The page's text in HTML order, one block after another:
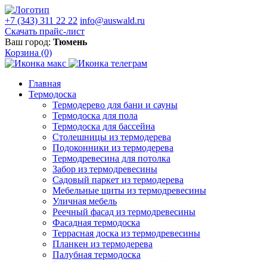
+7 (343) 311 22 22 info@auswald.ru
Скачать прайс-лист
Ваш город: Тюмень
Корзина (0)
Главная
Термодоска
Термодерево для бани и сауны
Термодоска для пола
Термодоска для бассейна
Столешницы из термодерева
Подоконники из термодерева
Термодревесина для потолка
Забор из термодревесины
Садовый паркет из термодерева
Мебельные щиты из термодревесины
Уличная мебель
Реечный фасад из термодревесины
Фасадная термодоска
Террасная доска из термодревесины
Планкен из термодерева
Палубная термодоска